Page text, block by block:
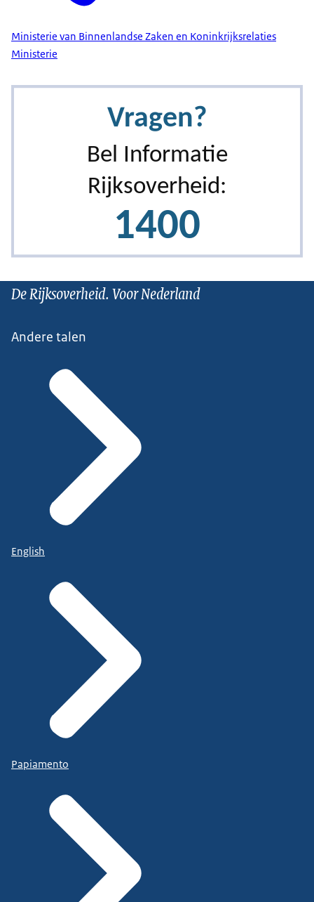
Ministerie van Binnenlandse Zaken en Koninkrijksrelaties
Ministerie
De Rijksoverheid. Voor Nederland
Andere talen
English
Papiamento